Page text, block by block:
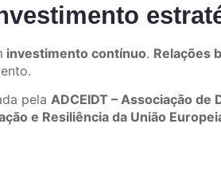
investimento contínuo. Relações
pela ADCEIDT – Associação
e Resiliência da União